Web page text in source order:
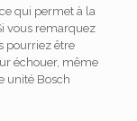
qui permet à la
vous remarquez
pourriez être
échouer, même
unité Bosch